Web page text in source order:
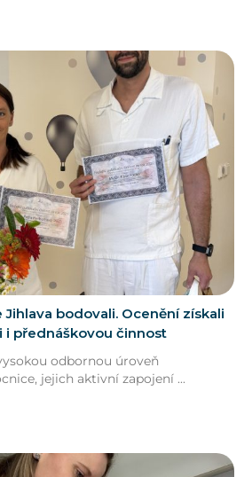
bodovali. Ocenění získali
i přednáškovou činnost
odbornou úroveň
jejich aktivní zapojení ...